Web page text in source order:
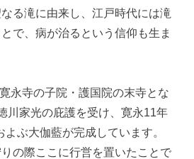
る滝に由来し、江戸時代には滝
で、病が治るという信仰も生ま
永寺の子院・護国院の末寺とな
川家光の庇護を受け、寛永11年
よぶ大伽藍が完成しています。
の際ここに行営を置いたことで